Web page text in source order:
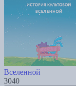
Вселенной
3040